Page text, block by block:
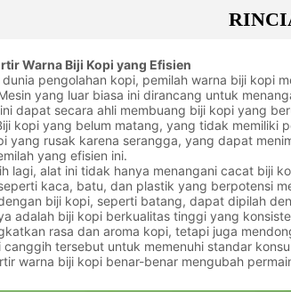
Warna Biji Kopi yang Efisien
dunia pengolahan kopi, pemilah warna biji kopi
yang luar biasa ini dirancang untuk
dapat secara ahli membuang biji kopi yang
kopi yang belum matang, yang tidak memiliki
yang rusak karena serangga, yang dapat
yang efisien ini.
lagi, alat ini tidak hanya menangani cacat biji
kaca, batu, dan plastik yang berpotensi
biji kopi, seperti batang, dapat dipilah
adalah biji kopi berkualitas tinggi yang
rasa dan aroma kopi, tetapi juga
canggih tersebut untuk memenuhi standar
warna biji kopi benar-benar mengubah